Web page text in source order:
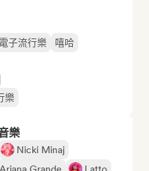
電子流行樂
嘻哈
樂
樂
Nicki Minaj